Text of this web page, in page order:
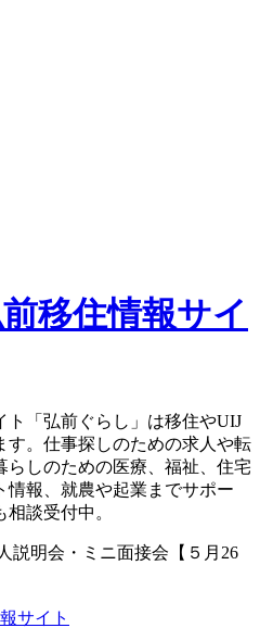
移住情報サイ
「弘前ぐらし」は移住やUIJ
す。仕事探しのための求人や転
しのための医療、福祉、住宅
報、就農や起業までサポー
談受付中。
説明会・ミニ面接会【５月26